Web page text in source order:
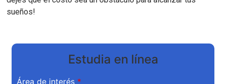
sueños!
Estudia en línea
Área de interés